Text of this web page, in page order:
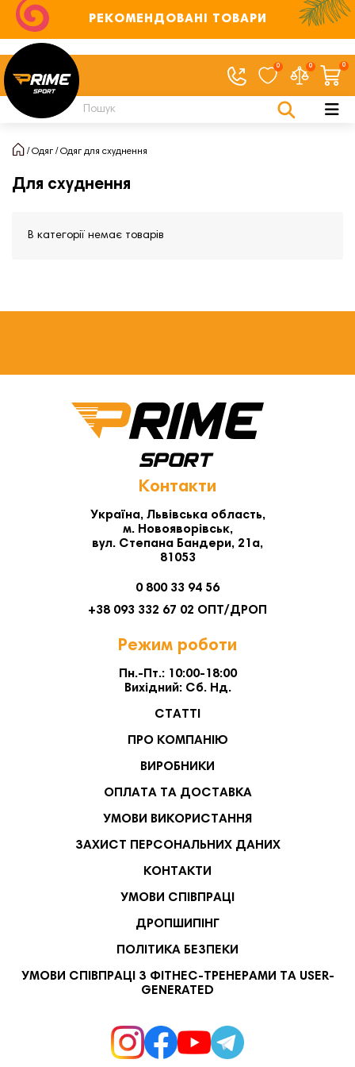
РЕКОМЕНДОВАНІ ТОВАРИ
0 0 0
Одяг Одяг для схуднення
Для схуднення
В категорії немає товарів
Контакти
Україна, Львівська область,
м. Новояворівськ,
вул. Степана Бандери, 21а,
81053
0 800 33 94 56
+38 093 332 67 02 ОПТ/ДРОП
Режим роботи
Пн.-Пт.: 10:00-18:00
Вихідний: Сб. Нд.
СТАТТІ
ПРО КОМПАНІЮ
ВИРОБНИКИ
ОПЛАТА ТА ДОСТАВКА
УМОВИ ВИКОРИСТАННЯ
ЗАХИСТ ПЕРСОНАЛЬНИХ ДАНИХ
КОНТАКТИ
УМОВИ СПІВПРАЦІ
ДРОПШИПІНГ
ПОЛІТИКА БЕЗПЕКИ
УМОВИ СПІВПРАЦІ З ФІТНЕС-ТРЕНЕРАМИ ТА USER-
GENERATED